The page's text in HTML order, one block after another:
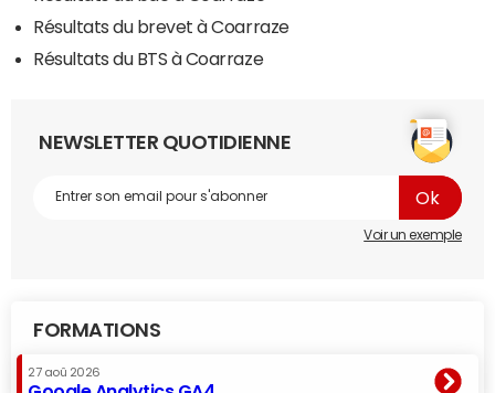
Résultats du brevet à Coarraze
Résultats du BTS à Coarraze
NEWSLETTER QUOTIDIENNE
Voir un exemple
FORMATIONS
27 aoû 2026